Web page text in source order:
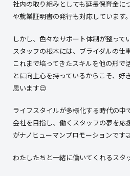
社内の取り組みとしても延長保育金に
や就業証明書の発行も対応しています。
しかし、色々なサポート体制が整って
スタッフの根本には、ブライダルの仕
これまで培ってきたスキルを他の形で
とに向上心を持っているからこそ、好
思います😌
ライフスタイルが多様化する時代の中
会社を目指し、働くスタッフの夢を応
がナノヒューマンプロモーションです
わたしたちと一緒に働いてくれるスタ